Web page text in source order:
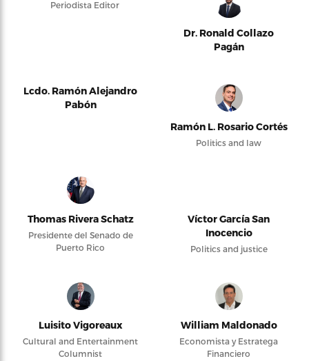
Periodista Editor
Dr. Ronald Collazo
Pagán
Lcdo. Ramón Alejandro
Pabón
Ramón L. Rosario Cortés
Politics and law
Thomas Rivera Schatz
Presidente del Senado de
Puerto Rico
Víctor García San
Inocencio
Politics and justice
Luisito Vigoreaux
Cultural and Entertainment
Columnist
William Maldonado
Economista y Estratega
Financiero